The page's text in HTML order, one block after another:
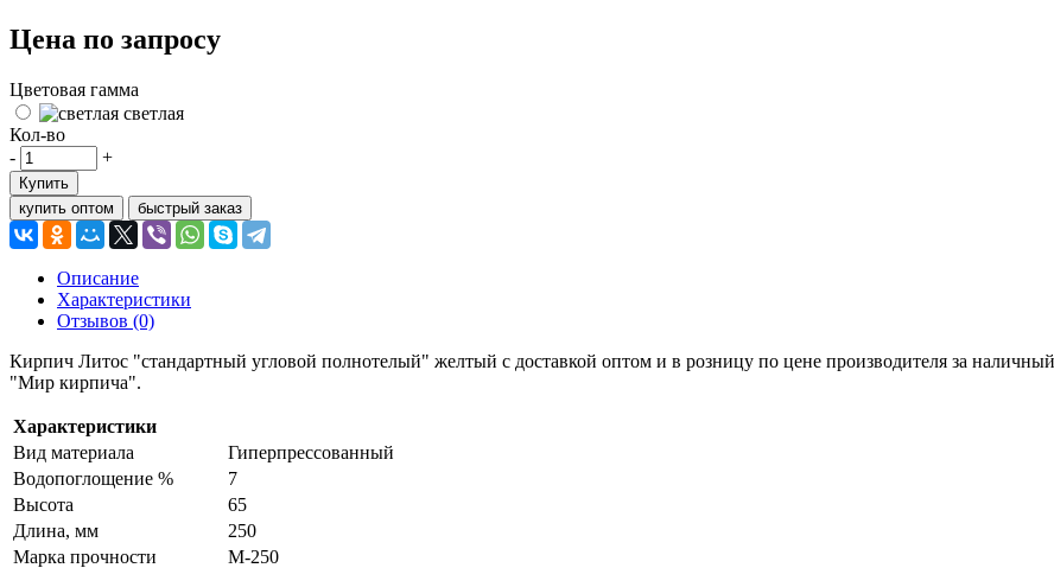
Цена по запросу
Цветовая гамма
светлая
Кол-во
-
+
Купить
купить оптом
быстрый заказ
Описание
Характеристики
Отзывов (0)
Кирпич Литос "стандартный угловой полнотелый" желтый с доставкой оптом и в розницу по цене производителя за
"Мир кирпича".
Характеристики
Вид материала
Гиперпрессованный
Водопоглощение %
7
Высота
65
Длина, мм
250
Марка прочности
М-250